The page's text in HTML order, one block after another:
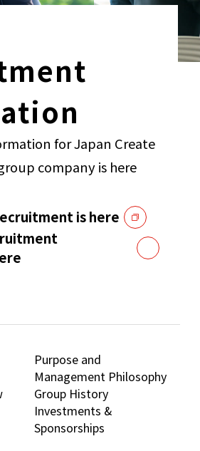
for Japan Create
company is here
is here
Purpose and
Management Philosophy
Group History
Investments &
Sponsorships